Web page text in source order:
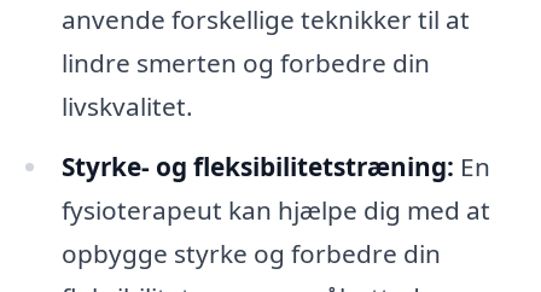
anvende forskellige teknikker til at
lindre smerten og forbedre din
livskvalitet.
Styrke- og fleksibilitetstræning: En
fysioterapeut kan hjælpe dig med at
opbygge styrke og forbedre din